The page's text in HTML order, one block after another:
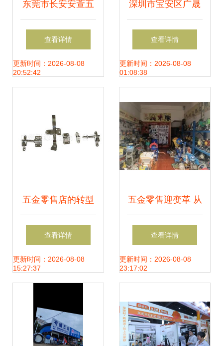
东莞市长安安萱五
金首饰制品厂 品质
为先的五金零售新
查看详情
更新时间：2026-08-08
20:52:42
深圳市宝安区广晟
德五金机械厂焊锡
机与五金零售产品
查看详情
更新时间：2026-08-08
01:08:38
五金零售店的转型
与坚守 广州市花都
区花东金源五金塑
查看详情
更新时间：2026-08-08
15:27:37
五金零售迎变革 从
传统门店到数字化
社区服务中心，小
抓新机遇？
查看详情
更新时间：2026-08-08
23:17:02